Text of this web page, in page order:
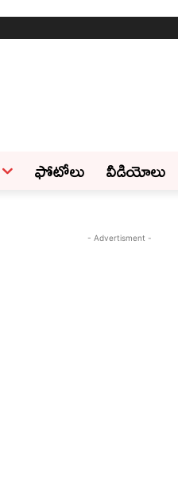
ఫోటోలు వీడియోలు
- Advertisment -